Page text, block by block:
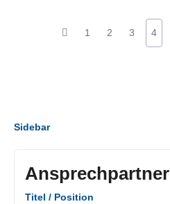
1 2 3 4
Sidebar
Ansprechpartner
Titel / Position